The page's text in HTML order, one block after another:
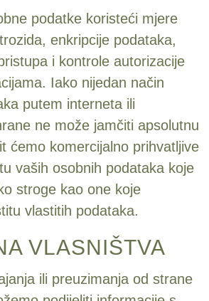
podatke koristeći mjere
enkripcije podataka,
i kontrole autorizacije
Iako nijedan način
putem interneta ili
ne može jamčiti apsolutnu
ćemo komercijalno prihvatljive
vaših osobnih podataka koje
stroge kao one koje
vlastitih podataka.
VLASNIŠTVA
ili preuzimanja od strane